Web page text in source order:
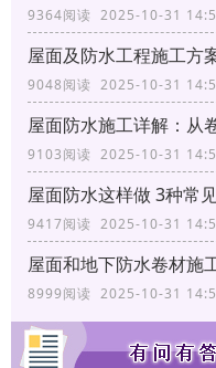
9364阅读 2025-10-31
屋面及防水工程施工方
9048阅读 2025-10-31
屋面防水施工详解：从
9103阅读 2025-10-31
屋面防水这样做 3种常
9417阅读 2025-10-31
8999阅读 2025-10-31